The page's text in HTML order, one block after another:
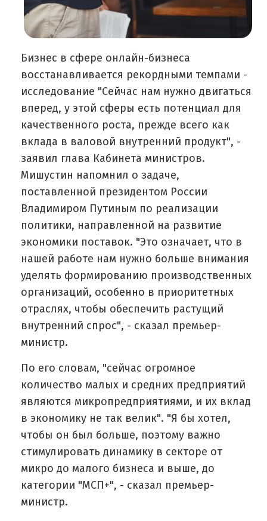
Бизнес в сфере онлайн-бизнеса
восстанавливается рекордными темпами -
исследование "Сейчас нам нужно двигаться
вперед, у этой сферы есть потенциал для
качественного роста, прежде всего как
вклада в валовой внутренний продукт", -
заявил глава Кабинета министров.
Мишустин напомнил о задаче,
поставленной президентом России
Владимиром Путиным по реализации
политики, направленной на развитие
экономики поставок. "Это означает, что в
нашей работе нам нужно больше внимания
уделять формированию производственных
организаций, особенно в приоритетных
отраслях, чтобы обеспечить растущий
внутренний спрос", - сказал премьер-
министр.
По его словам, "сейчас огромное
количество малых и средних предприятий
являются микропредприятиями, и их вклад
в экономику не так велик". "Я бы хотел,
чтобы он был больше, поэтому важно
стимулировать динамику в секторе от
микро до малого бизнеса и выше, до
категории "МСП+", - сказал премьер-
министр.